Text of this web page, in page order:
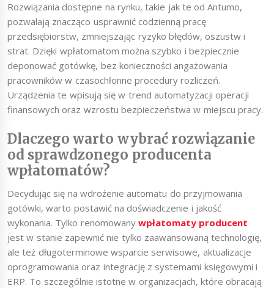
Rozwiązania dostępne na rynku, takie jak te od Antumo,
pozwalają znacząco usprawnić codzienną pracę
przedsiębiorstw, zmniejszając ryzyko błędów, oszustw i
strat. Dzięki wpłatomatom można szybko i bezpiecznie
deponować gotówkę, bez konieczności angażowania
pracowników w czasochłonne procedury rozliczeń.
Urządzenia te wpisują się w trend automatyzacji operacji
finansowych oraz wzrostu bezpieczeństwa w miejscu pracy.
Dlaczego warto wybrać rozwiązanie
od sprawdzonego producenta
wpłatomatów?
Decydując się na wdrożenie automatu do przyjmowania
gotówki, warto postawić na doświadczenie i jakość
wykonania. Tylko renomowany wpłatomaty producent
jest w stanie zapewnić nie tylko zaawansowaną technologię,
ale też długoterminowe wsparcie serwisowe, aktualizacje
oprogramowania oraz integrację z systemami księgowymi i
ERP. To szczególnie istotne w organizacjach, które obracają